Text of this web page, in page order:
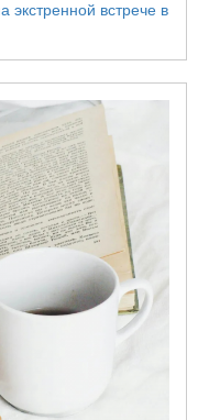
встрече в